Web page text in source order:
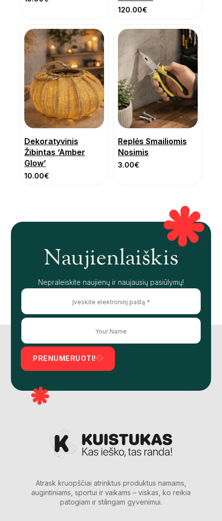
120.00€
Dekoratyvinis
Žibintas ‘Amber
Glow’
10.00€
Replės Smailiomis
Nosimis
3.00€
Naujienlaiškis
Nepraleiskite naujienų ir naujausių pasiūlymų!
PRENUMERUOTI!
Atrask kruopščiai atrinktus produktus namams,
augintiniams, sportui ir vaikams – viskas, ko reikia
patogiam ir stilingam gyvenimui.